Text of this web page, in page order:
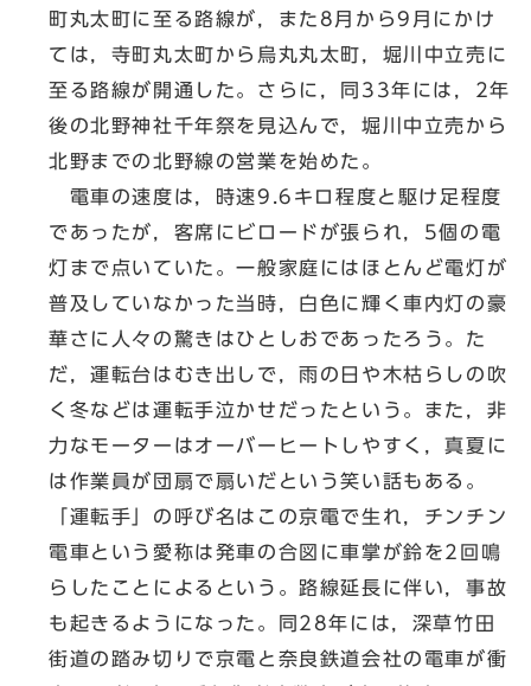
町丸太町に至る路線が，また8月から9月にかけ
ては，寺町丸太町から烏丸丸太町，堀川中立売に
至る路線が開通した。さらに，同33年には，2年
後の北野神社千年祭を見込んで，堀川中立売から
北野までの北野線の営業を始めた。
電車の速度は，時速9.6キロ程度と駆け足程度
であったが，客席にビロードが張られ，5個の電
灯まで点いていた。一般家庭にはほとんど電灯が
普及していなかった当時，白色に輝く車内灯の豪
華さに人々の驚きはひとしおであったろう。た
だ，運転台はむき出しで，雨の日や木枯らしの吹
く冬などは運転手泣かせだったという。また，非
力なモーターはオーバーヒートしやすく，真夏に
は作業員が団扇で扇いだという笑い話もある。
「運転手」の呼び名はこの京電で生れ，チンチン
電車という愛称は発車の合図に車掌が鈴を2回鳴
らしたことによるという。路線延長に伴い，事故
も起きるようになった。同28年には，深草竹田
街道の踏み切りで京電と奈良鉄道会社の電車が衝